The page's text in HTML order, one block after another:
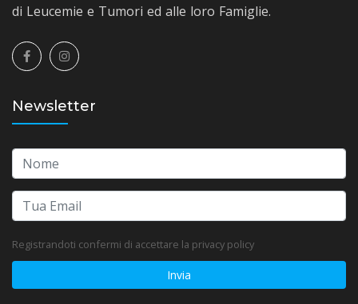
di Leucemie e Tumori ed alle loro Famiglie.
Newsletter
Registrandoti confermi di accettare la privacy policy